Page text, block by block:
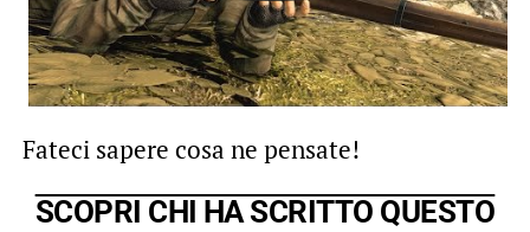
Fateci sapere cosa ne pensate!
SCOPRI CHI HA SCRITTO QUESTO